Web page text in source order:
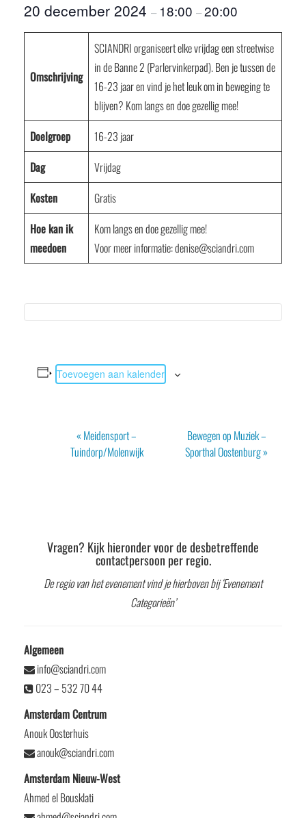
20 december 2024 – 18:00 –20:00
Omschrijving
SCIANDRI organiseert elke vrijdag een streetwise
in de Banne 2 (Parlervinkerpad). Ben je tussen de
16-23 jaar en vind je het leuk om in beweging te
blijven? Kom langs en doe gezellig mee!
Doelgroep
16-23 jaar
Dag
Vrijdag
Kosten
Gratis
Hoe kan ik
meedoen
Kom langs en doe gezellig mee!
Voor meer informatie: denise@sciandri.com
Toevoegen aan kalender
Evenement
Navigatie
« Meidensport –
Tuindorp/Molenwijk
Bewegen op Muziek –
Sporthal Oostenburg»
Vragen? Kijk hieronder voor de desbetreffende
contactpersoon per regio.
De regio van het evenement vind je hierboven bij ‘Evenement
Categorieën’
Algemeen
info@sciandri.com
023 – 532 70 44
Amsterdam Centrum
Anouk Oosterhuis
anouk@sciandri.com
Amsterdam Nieuw-West
Ahmed el Bousklati